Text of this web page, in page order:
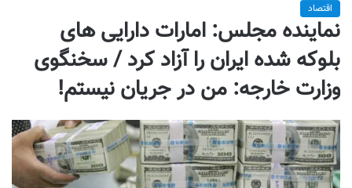
اقتصاد
نماینده مجلس: امارات دارایی های
بلوکه شده ایران را آزاد کرد / سخنگوی
وزارت خارجه: من در جریان نیستم!